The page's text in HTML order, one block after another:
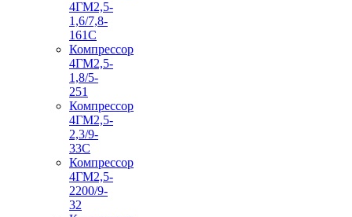
4ГМ2,5-
1,6/7,8-
161С
Компрессор
4ГМ2,5-
1,8/5-
251
Компрессор
4ГМ2,5-
2,3/9-
33С
Компрессор
4ГМ2,5-
2200/9-
32